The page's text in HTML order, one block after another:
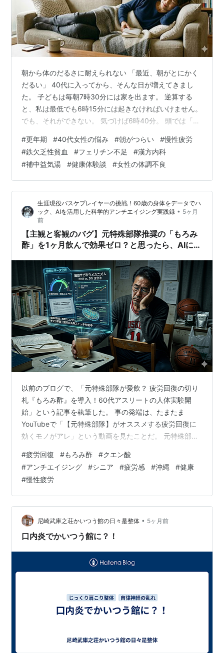
朝から体のだるさに耐えられない 「最近、朝がとにかく
だるい」 40代に入ってから、そんな日が増えてきまし
た。 子どもは毎朝7時30分には家を出ます。 逆算する
と、私は最低でも6時15分には起きなければいけません。
でも、それができない。 気づけば6時40分。 頭では「起
くて、どうしても起き上がれないのです。 なんとか無理
やり起きて、前日の残りやシリアルを出すだけで精いっ
ぱい。 子どもを送り出した7時30分には、もう限界で、
そのままソファーに倒れ込む毎日。 座っていることすら
できず、「横になるだけ」の日々が、気づけば1年以上続
いていました。 「…
#更年期 #40代女性の悩み #朝がつらい #慢性疲労
#鉄欠乏性貧血 #フェリチン不足 #漢方内科
#補中益気湯 #健康体験談 #女性の体調不良
生涯現役バスケプレイヤーの挑戦！60歳の身体をデータでハ
ック、AIを活用した科学的アンチエイジング実践録 • 5ヶ月
前
【主観と客観のバグ】元特殊部隊推奨の「もろみ
酢」を1ヶ月飲んで効果ゼロ？と思ったら、AIに
以前のブログで、「元特殊部隊が愛飲？ 疲労回復の切り
札『もろみ酢』を導入！60代アスリートの人体実験開
始」という記事を執筆した。 事の発端は、たまたま
YouTubeで「【元特殊部隊】がオススメする疲労回復に
効くモノがアレ」という動画を見たことだ。 元特殊部隊
ていた」とまで語る液体。それが沖縄の「もろみ酢」だ
った。元特殊部隊がオススメするのだからガチだろう
と、私はすぐにAmazonで純粋なもろみ酢（1000ml）を
ポチり、人体実験を開始した。 飲みやすくするために果
糖などが添加されたものもあるが、バイオハックの観点
から言えば純粋な原液に限る。昼と…
#疲労回復 #もろみ酢 #クエン酸
#アンチエイジング #シニア #疲労感 #沖縄 #健康
#慢性疲労
尼崎武庫之荘かいつう館の日々是整体 • 5ヶ月前
口内炎でかいつう館に？！